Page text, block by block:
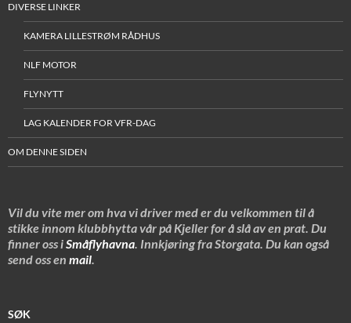
DIVERSE LINKER
KAMERA LILLESTRØM RÅDHUS
NLF MOTOR
FLYNYTT
LAG KALENDER FOR VFR-DAG
OM DENNE SIDEN
Vil du vite mer om hva vi driver med er du velkommen til å
stikke innom klubbhytta vår på Kjeller for å slå av en prat. Du
finner oss iSmåflyhavna. Innkjøring fra Storgata. Du kan også
send oss en mail.
SØK